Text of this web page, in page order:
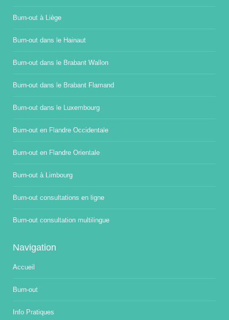
Burn-out à Liège
Burn-out dans le Hainaut
Burn-out dans le Brabant Wallon
Burn-out dans le Brabant Flamand
Burn-out dans le Luxembourg
Burn-out en Flandre Occidentale
Burn-out en Flandre Orientale
Burn-out à Limbourg
Burn-out consultations en ligne
Burn-out consultation multilingue
Navigation
Accueil
Burn-out
Info Pratiques